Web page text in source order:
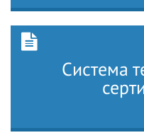
Система